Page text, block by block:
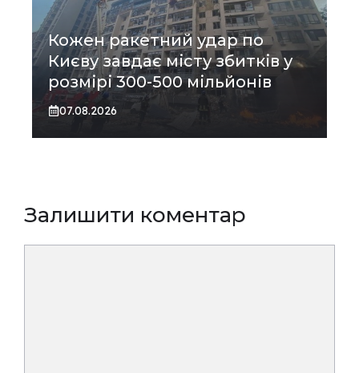
Кожен ракетний удар по
Києву завдає місту збитків у
розмірі 300-500 мільйонів
07.08.2026
Залишити коментар